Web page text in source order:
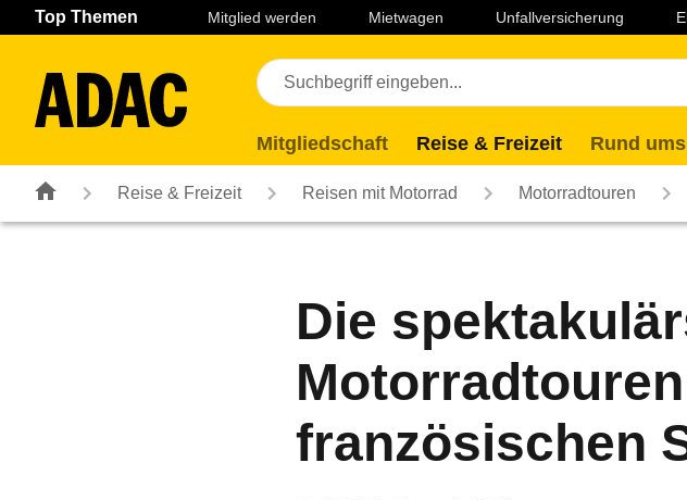
Navigation Seiteninhalt Fußzeile
Top Themen Mitglied werden Mietwagen Unfallversicherung
Mitgliedschaft Reise & Freizeit Rund
Reise & Freizeit Reisen mit Motorrad Motorradtouren
Die
französischen